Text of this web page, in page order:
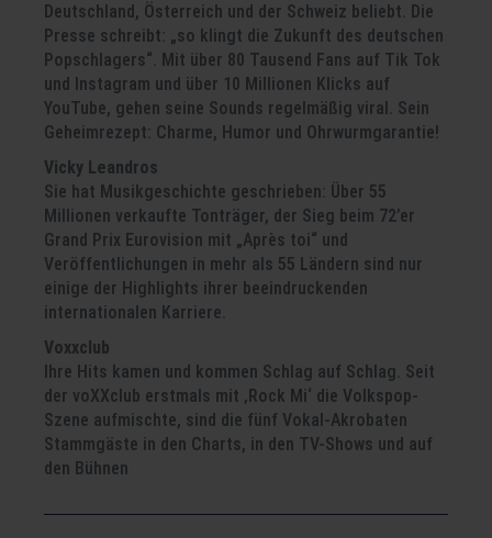
Deutschland, Österreich und der Schweiz beliebt. Die
Presse schreibt: „so klingt die Zukunft des deutschen
Popschlagers“. Mit über 80 Tausend Fans auf Tik Tok
und Instagram und über 10 Millionen Klicks auf
YouTube, gehen seine Sounds regelmäßig viral. Sein
Geheimrezept: Charme, Humor und Ohrwurmgarantie!
Vicky Leandros
Sie hat Musikgeschichte geschrieben: Über 55
Millionen verkaufte Tonträger, der Sieg beim 72’er
Grand Prix Eurovision mit „Après toi“ und
Veröffentlichungen in mehr als 55 Ländern sind nur
einige der Highlights ihrer beeindruckenden
internationalen Karriere.
Voxxclub
Ihre Hits kamen und kommen Schlag auf Schlag. Seit
der voXXclub erstmals mit ‚Rock Mi‘ die Volkspop-
Szene aufmischte, sind die fünf Vokal-Akrobaten
Stammgäste in den Charts, in den TV-Shows und auf
den Bühnen